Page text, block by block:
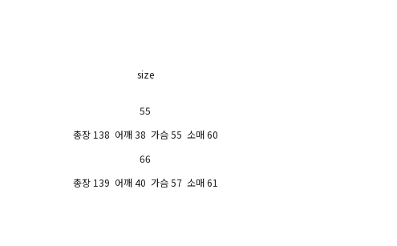
size
55
총장 138 어깨 38 가슴 55 소매 60
66
총장 139 어깨 40 가슴 57 소매 61